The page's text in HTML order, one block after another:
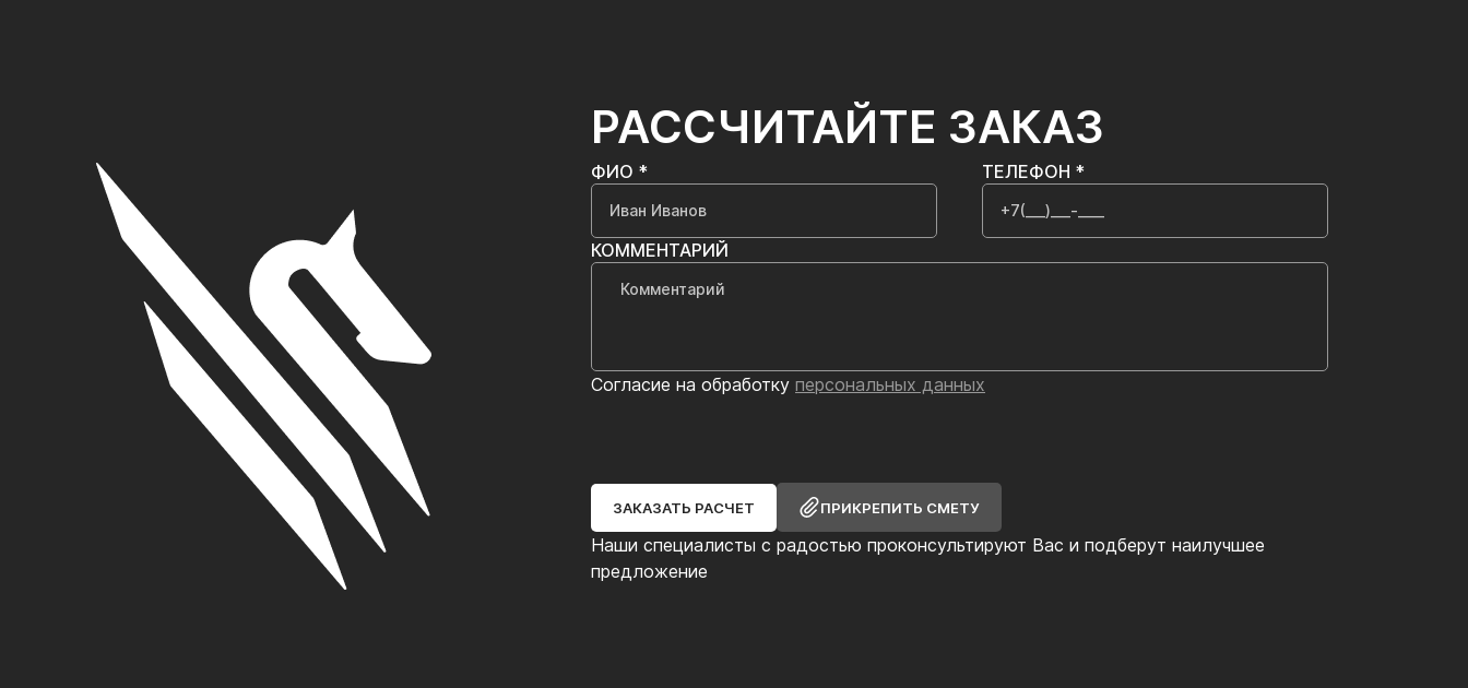
РАССЧИТАЙТЕ ЗАКАЗ
Наши специалисты с радостью проконсультируют Вас и подберут наилучшее
предложение
ФИО * ТЕЛЕФОН *
КОММЕНТАРИЙ
Согласие на обработку персональных данных
ЗАКАЗАТЬ РАСЧЕТ ПРИКРЕПИТЬ СМЕТУ